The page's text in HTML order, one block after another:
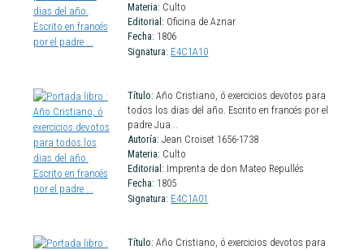
Materia: Culto
Editorial: Oficina de Aznar
Fecha: 1806
Signatura: E4C1A10
Título: Año Cristiano, ó exercicios devotos para
todos los dias del año. Escrito en francés por el
padre Jua...
Autoría: Jean Croiset 1656-1738
Materia: Culto
Editorial: Imprenta de don Mateo Repullés
Fecha: 1805
Signatura: E4C1A01
Título: Año Cristiano, ó exercicios devotos para